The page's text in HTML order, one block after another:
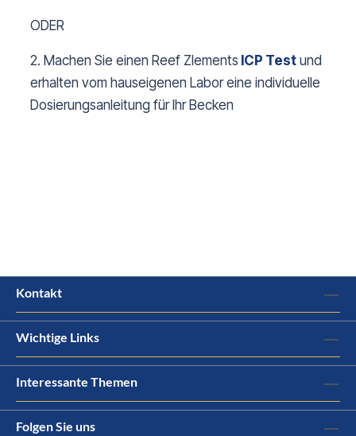
ODER
2. Machen Sie einen Reef Zlements ICP Test und
erhalten vom hauseigenen Labor eine individuelle
Dosierungsanleitung für Ihr Becken
Kontakt
Wichtige Links
Interessante Themen
Folgen Sie uns